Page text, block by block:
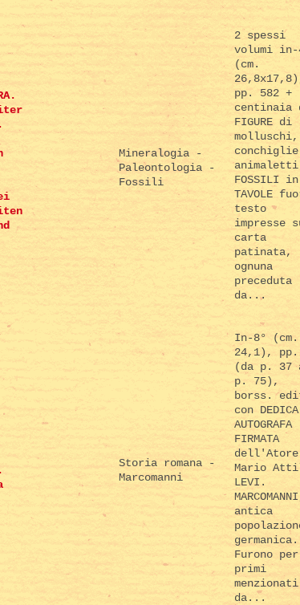
Mineralogia -
Paleontologia -
Fossili
2 spessi
volumi in-
(cm.
pp. 582 +
centinaia
FIGURE di
molluschi,
animaletti
FOSSILI
TAVOLE
testo
impresse
carta
patinata,
ognuna
preceduta
da...
Storia romana -
Marcomanni
In-8° (cm.
24,1), pp.
(da p. 37
p. 75),
borss.
con DEDICA
AUTOGRAFA
FIRMATA
Mario
LEVI.
antica
germanica.
Furono per
primi
menzionati
da...